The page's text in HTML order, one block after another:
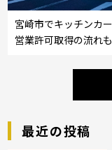
宮崎市でキッチンカ
営業許可取得の流れ
最近の投稿